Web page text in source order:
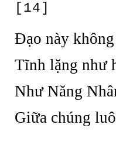
[14]
Đạo này
Tĩnh lặng như
Như Năng
Giữa chúng